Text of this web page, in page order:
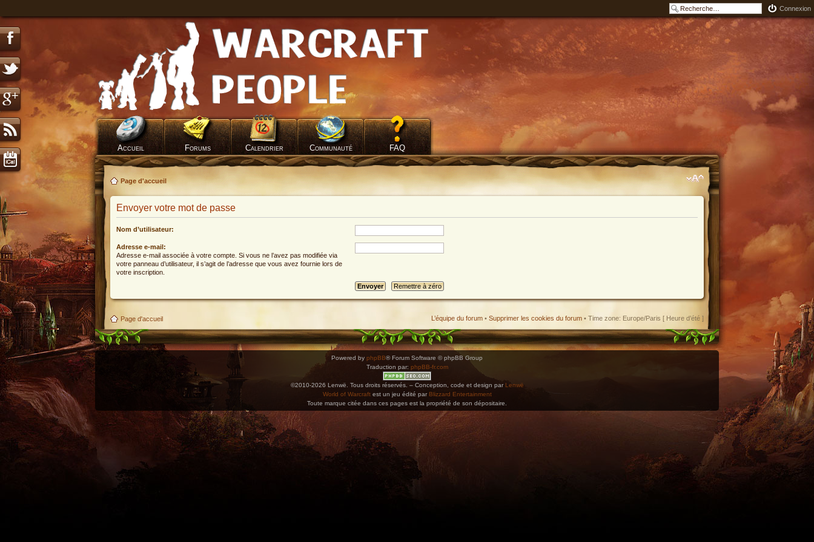
Connexion
Accueil Forums Calendrier Communauté FAQ
Page d'accueil
Envoyer votre mot de passe
Nom d’utilisateur:
Adresse e-mail:
Adresse e-mail associée à votre compte. Si vous ne l’avez pas modifiée via
votre panneau d’utilisateur, il s’agit de l’adresse que vous avez fournie lors de
votre inscription.
Page d'accueil L’équipe du forum • Supprimer les cookies du forum • Time zone: Europe/Paris [ Heure d’été ]
Powered by phpBB® Forum Software © phpBB Group
Traduction par: phpBB-fr.com
©2010-2026 Lenwë. Tous droits réservés. – Conception, code et design par Lenwë
World of Warcraftest un jeu édité par Blizzard Entertainment
Toute marque citée dans ces pages est la propriété de son dépositaire.
Utilisez l'adresse suivante pour accéder au calendrier des évènements depuis d'autres applications. Copiez l'adresse et collez-la dans n'importe quelle application de type agenda prenant en charge le format iCal.